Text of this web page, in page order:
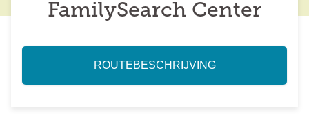
FamilySearch Center
ROUTEBESCHRIJVING